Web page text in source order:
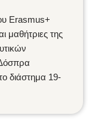
Erasmus+
μαθήτριες της
διάστημα 19-